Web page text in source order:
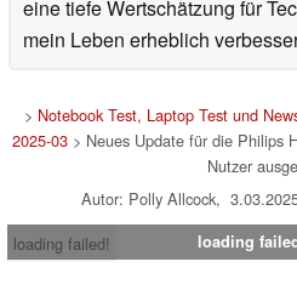
eine tiefe Wertschätzung für
mein Leben erheblich
> Notebook Test, Laptop Test und
2025-03 > Neues Update für die Philips
Nutzer
Autor: Polly Allcock,
loading failed!
loading